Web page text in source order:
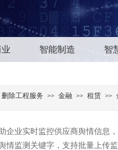
智能制造 智
删除工程服务 >> 金融 >> 租赁 >>
企业实时监控供应商舆情信息
情监测关键字，支持批量上传